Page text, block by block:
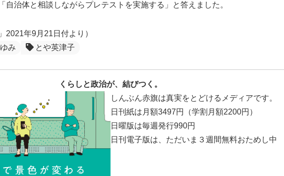
自治体と相談しながらプレテストを実施する」と答えました。
2021年9月21日付より）
み とや英津子
くらしと政治が、結びつく。
しんぶん赤旗は真実をとどけるメディアです。
日刊紙は月額3497円（学割月額2200円）
日曜版は毎週発行990円
日刊電子版は、ただいま３週間無料おためし中